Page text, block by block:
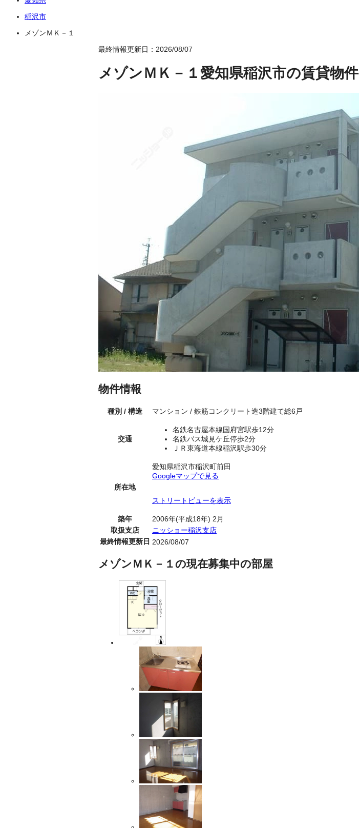
稲沢市
メゾンＭＫ－１
最終情報更新日：2026/08/07
メゾンＭＫ－１ 愛知県稲沢市の賃貸物件
物件情報
種別 / 構造 マンション / 鉄筋コンクリート造3階建て総6戸
交通
名鉄名古屋本線国府宮駅歩12分
名鉄バス城見ケ丘停歩2分
ＪＲ東海道本線稲沢駅歩30分
所在地
愛知県稲沢市稲沢町前田
Googleマップで見る
ストリートビューを表示
築年
2006年(平成18年) 2月
取扱支店
ニッショー稲沢支店
最終情報更新日 2026/08/07
メゾンＭＫ－１の現在募集中の部屋